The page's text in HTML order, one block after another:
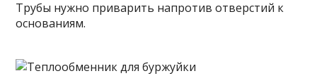
Трубы нужно приварить напротив отверстий к
основаниям.